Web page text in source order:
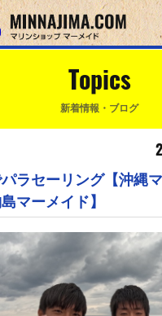
Topics
新着情報・ブログ
ラセーリング【沖縄
マーメイド】